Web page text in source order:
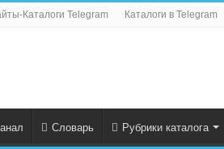
Каталоги Telegram Каталоги в Telegram
Словарь Рубрики каталога